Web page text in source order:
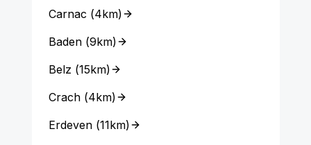
Carnac (4km)
Baden(9km)
Belz (15km)
Crach(4km)
Erdeven(11km)